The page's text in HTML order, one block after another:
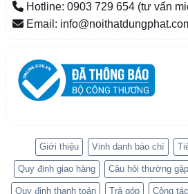
Hotline: 0903 729 654 (tư vấn
Email:
Giới thiệu Vinh danh báo chí
Quy định giao hàng Câu hỏi thường gặp
Quy định thanh toán Trả góp Cộng